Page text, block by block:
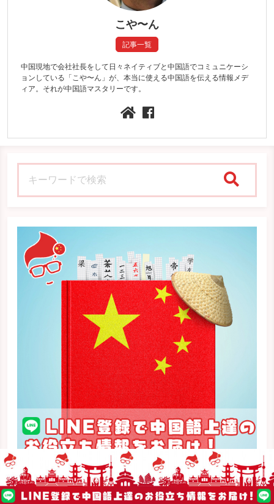
こや〜ん
記事一覧
中国現地で会社社長をして日々ネイティブと中国語でコミュニケーシ
ョンしている「こや〜ん」が、本当に使える中国語を伝える情報メデ
ィア。それが中国語マスタリーです。